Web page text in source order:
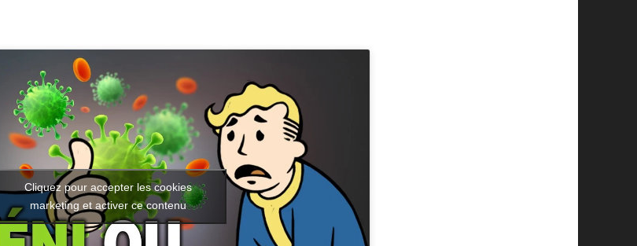
Cliquez pour accepter les cookies
marketing et activer ce contenu